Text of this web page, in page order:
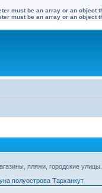
must be an array or an object
must be an array or an object
пляжи, городские
полуострова Тарханкут